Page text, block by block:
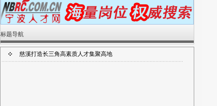
标题导航
慈溪打造长三角高素质人才集聚高地